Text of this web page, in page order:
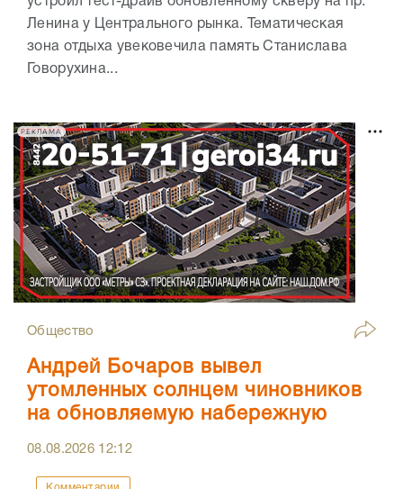
Ленина у Центрального рынка. Тематическая
зона отдыха увековечила память Станислава
Говорухина...
РЕКЛАМА
Общество
Андрей Бочаров вывел
утомленных солнцем чиновников
на обновляемую набережную
08.08.2026 12:12